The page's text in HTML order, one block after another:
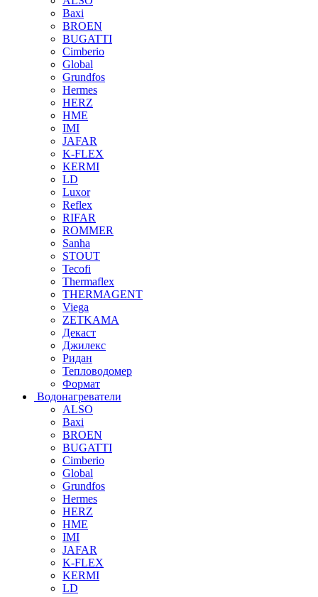
Baxi
BROEN
BUGATTI
Cimberio
Global
Grundfos
Hermes
HERZ
HME
IMI
JAFAR
K-FLEX
KERMI
LD
Luxor
Reflex
RIFAR
ROMMER
Sanha
STOUT
Tecofi
Thermaflex
THERMAGENT
Viega
ZETKAMA
Декаст
Джилекс
Ридан
Тепловодомер
Формат
Водонагреватели
ALSO
Baxi
BROEN
BUGATTI
Cimberio
Global
Grundfos
Hermes
HERZ
HME
IMI
JAFAR
K-FLEX
KERMI
LD